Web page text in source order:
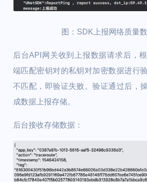
图：SDK上报网络质量
后台API网关收到上报数据请求后，
端匹配密钥对的私钥对加密数据进行
不匹配，即验证失败。验证通过后，
成数据上报存储。
后台接收存储数据：